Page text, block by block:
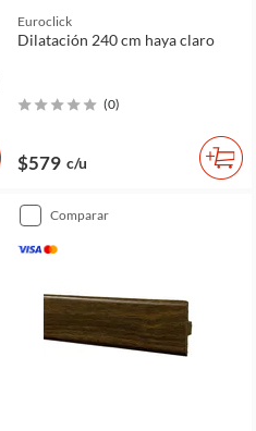
Euroclick
Dilatación 240 cm haya claro
(0)
$579 c/u
comparar